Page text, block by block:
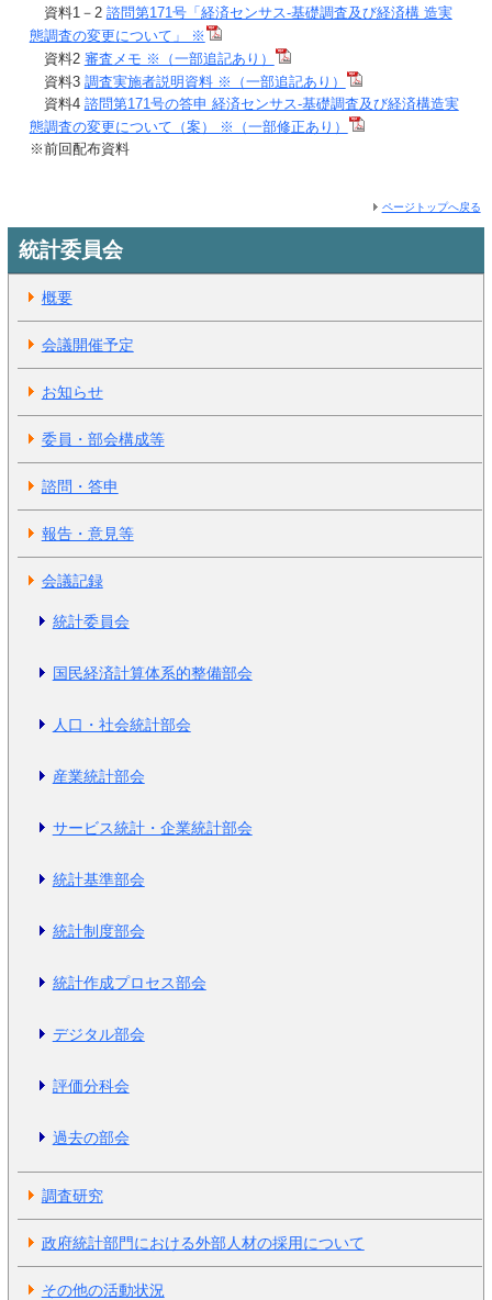
資料1－2 諮問第171号「経済センサス‐基礎調査及び経済構 造実
態調査の変更について」 ※
資料2 審査メモ ※（一部追記あり）
資料3 調査実施者説明資料 ※（一部追記あり）
資料4 諮問第171号の答申 経済センサス‐基礎調査及び経済構造実
態調査の変更について（案） ※（一部修正あり）
※前回配布資料
ページトップへ戻る
統計委員会
概要
会議開催予定
お知らせ
委員・部会構成等
諮問・答申
報告・意見等
会議記録
統計委員会
国民経済計算体系的整備部会
人口・社会統計部会
産業統計部会
サービス統計・企業統計部会
統計基準部会
統計制度部会
統計作成プロセス部会
デジタル部会
評価分科会
過去の部会
調査研究
政府統計部門における外部人材の採用について
その他の活動状況